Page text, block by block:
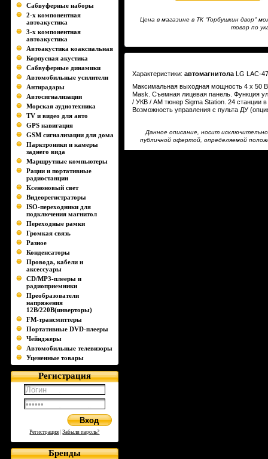
Сабвуферные наборы
2-х компонентная
автоакустика
3-х компонентная
автоакустика
Автоакустика коаксиальная
Корпусная акустика
Сабвуферные динамики
Автомобильные усилители
Антирадары
Автосигнализации
Морская аудиотехника
TV и видео для авто
GPS навигация
GSM сигнализации для дома
Парктроники и камеры
заднего вида
Маршрутные компьютеры
Рации и портативные
радиостанции
Ксеноновый свет
Видеорегистраторы
ISO-переходники для
подключения магнитол
Переходные рамки
Громкая связь
Разное
Конденсаторы
Провода, кабели и
аксессуары
CD/MP3-плееры и
радиоприемники
Преобразователи
напряжения
12В/220В(инверторы)
FM-трансмиттеры
Портативные DVD-плееры
Чейнджеры
Автомобильные телевизоры
Уцененные товары
Регистрация
Регистрация |Забыли пароль?
Бренды
Цена в магазине в ТК "Горбушкин двор"
товар по
Характеристики: автомагнитола LG LAC-
Максимальная выходная мощность 4 x 50
Mask. Съемная лицевая панель. Функция
/ УКВ / AM тюнер Sigma Station. 24 станции
Возможность управления с пульта ДУ
Данное описание, носит
публичной офертой, определяемой